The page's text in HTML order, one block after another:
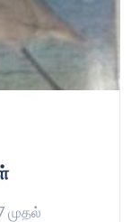
முதல்